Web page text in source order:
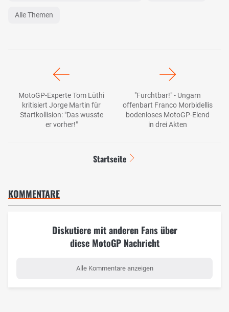
Alle Themen
MotoGP-Experte Tom Lüthi
kritisiert Jorge Martin für
Startkollision: "Das wusste
er vorher!"
"Furchtbar!" - Ungarn
offenbart Franco Morbidellis
bodenloses MotoGP-Elend
in drei Akten
Startseite
KOMMENTARE
Diskutiere mit anderen Fans über
diese MotoGP Nachricht
Alle Kommentare anzeigen